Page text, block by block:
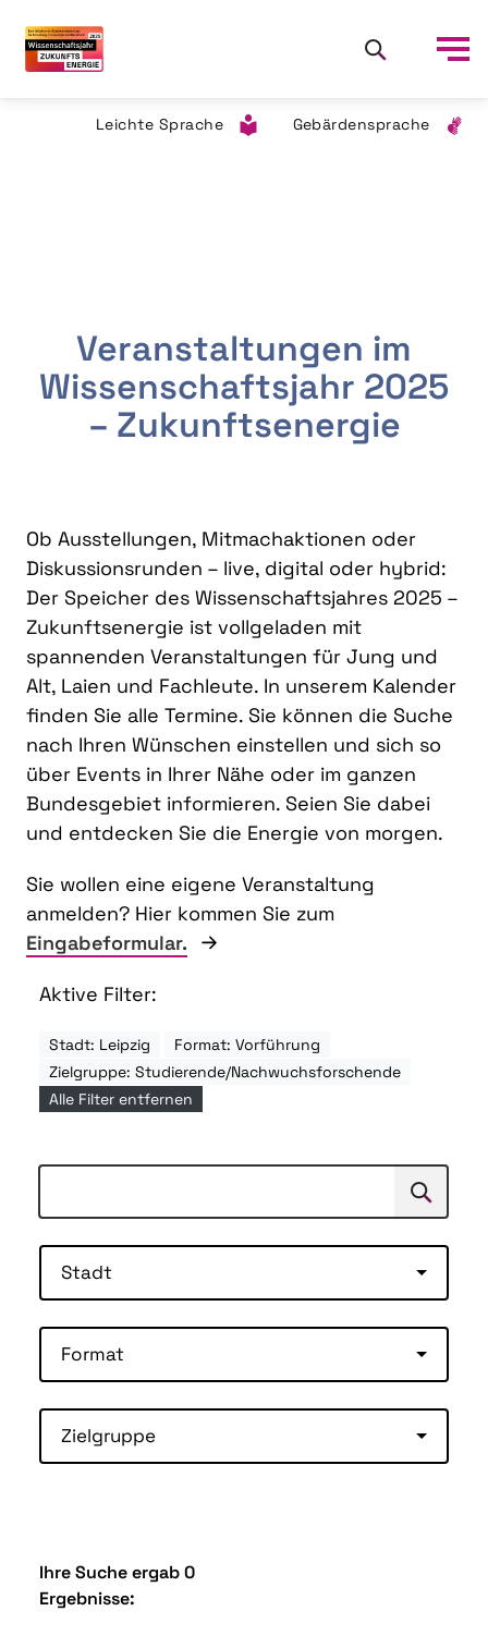
Leichte Sprache Gebärdensprache
Veranstaltungen im
Wissenschaftsjahr 2025
– Zukunftsenergie
Ob Ausstellungen, Mitmachaktionen oder
Diskussionsrunden – live, digital oder hybrid:
Der Speicher des Wissenschaftsjahres 2025 –
Zukunftsenergie ist vollgeladen mit
spannenden Veranstaltungen für Jung und
Alt, Laien und Fachleute. In unserem Kalender
finden Sie alle Termine. Sie können die Suche
nach Ihren Wünschen einstellen und sich so
über Events in Ihrer Nähe oder im ganzen
Bundesgebiet informieren. Seien Sie dabei
und entdecken Sie die Energie von morgen.
Sie wollen eine eigene Veranstaltung
anmelden? Hier kommen Sie zum
Eingabeformular.
Aktive Filter:
Stadt: Leipzig
Format: Vorführung
Zielgruppe: Studierende/Nachwuchsforschende
Alle Filter entfernen
Suchen
Stadt
Format
Zielgruppe
Ihre Suche ergab 0
Ergebnisse: